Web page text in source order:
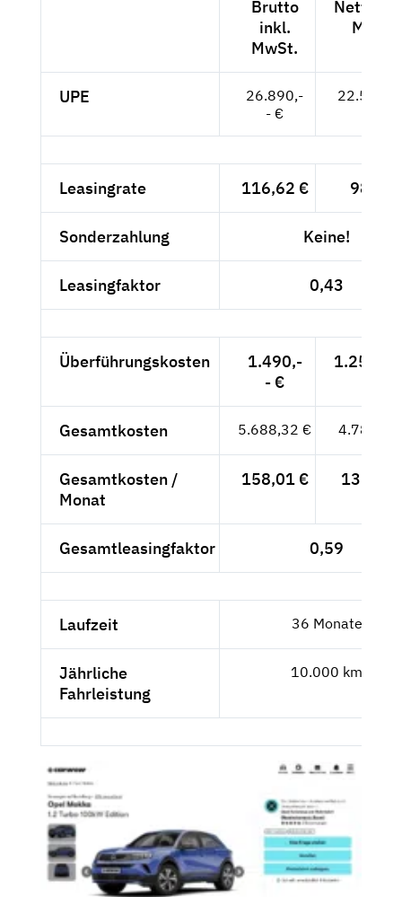
Brutto
inkl.
MwSt.
Netto
MwSt.
UPE
26.890,-
- €
Leasingrate 116,62 € 98,-- €
Sonderzahlung Keine!
Leasingfaktor 0,43
Überführungskosten
1.490,-
- €
Gesamtkosten 5.688,32 € 4.780,10
Gesamtkosten /
Monat
158,01 € 132,78
Gesamtleasingfaktor 0,59
Laufzeit 36 Monate
Jährliche
Fahrleistung
10.000 km